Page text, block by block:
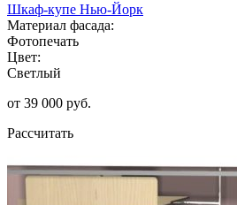
Шкаф-купе Нью-Йорк
Материал фасада:
Фотопечать
Цвет:
Светлый
от 39 000 руб.
Рассчитать